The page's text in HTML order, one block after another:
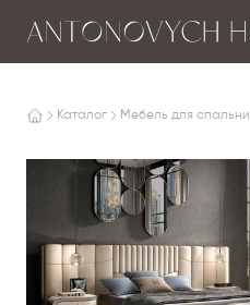
Каталог Мебель для спальни